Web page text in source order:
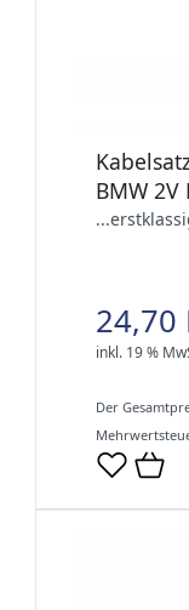
BMW
24,70
inkl. 19 %
Der